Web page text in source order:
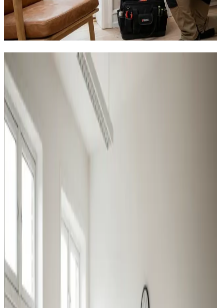
Sådan hjælper vi virksomheder i
Skive
Industri, produktion, lager og kontor i Skive: vi leverer
ventilation der matcher belastningen og overholder
Arbejdstilsynets krav.
Procesventilation
Udsugning ved svejsning, slibning og kemikalier i Skive.
Overholder Arbejdstilsynets krav.
Læs mere